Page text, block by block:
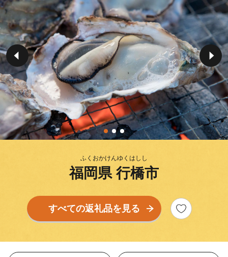
ふくおかけんゆくはしし
福岡県 行橋市
すべての返礼品を見る